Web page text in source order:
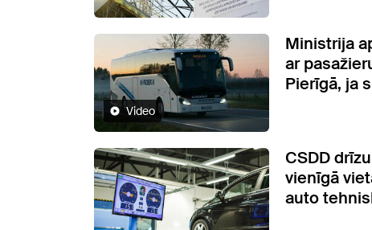
Video
Ministrija
ar
Pierīgā, ja
CSDD
vienīgā
auto